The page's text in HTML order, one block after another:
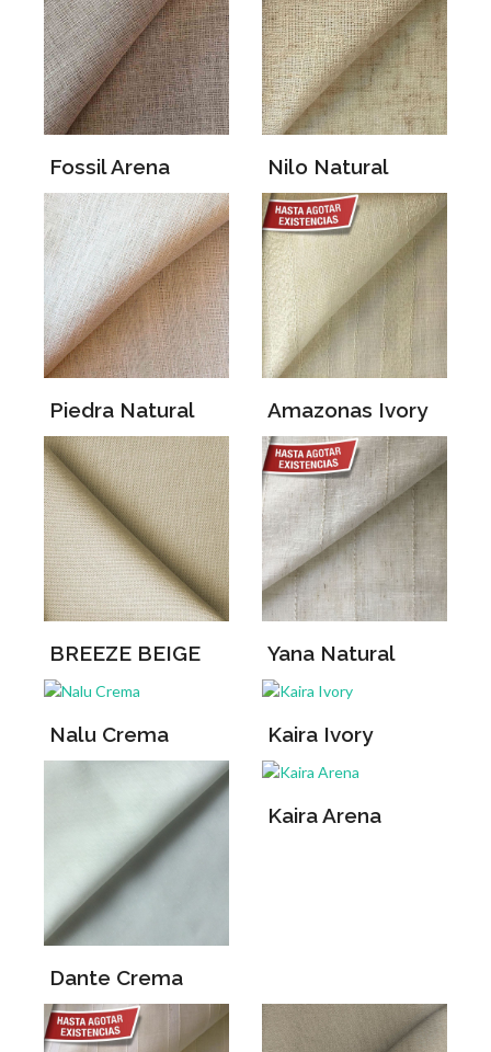
Fossil Arena Nilo Natural
Piedra Natural Amazonas Ivory
BREEZE BEIGE Yana Natural
Nalu Crema Kaira Ivory
Dante Crema
Kaira Arena